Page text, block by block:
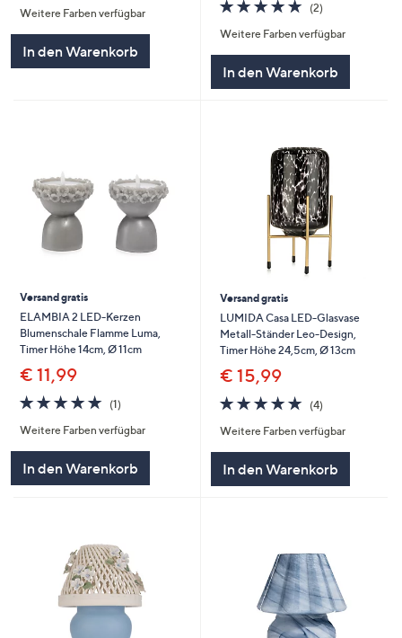
5
Weitere Farben verfügbar
In den Warenkorb
von
5
(2)
Weitere Farben verfügbar
In den Warenkorb
Versand gratis
ELAMBIA 2 LED-Kerzen
Blumenschale Flamme Luma,
Timer Höhe 14cm, Ø 11cm
€ 11,99
5.0
von
5
(1)1
Weitere Farben verfügbar
In den Warenkorb
Versand gratis
LUMIDA Casa LED-Glasvase
Metall-Ständer Leo-Design,
Timer Höhe 24,5cm, Ø 13cm
€ 15,99
5.0
von
5
(4)4
Weitere Farben verfügbar
In den Warenkorb